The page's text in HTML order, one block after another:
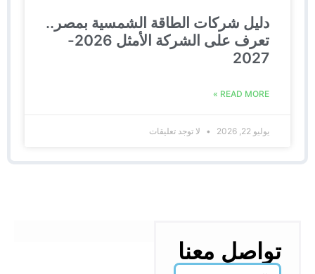
دليل شركات الطاقة الشمسية بمصر..
تعرف على الشركة الأمثل 2026-
2027
READ MORE »
يوليو 22, 2026 لا توجد تعليقات
تواصل معنا